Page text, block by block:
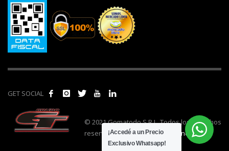
GET SOCIAL
© 2021 Gomatodo S.R.L. Todos los derechos
reservados. | Realizado por
cónclave.
¡Accedé a un Precio
Exclusivo Whatsapp!